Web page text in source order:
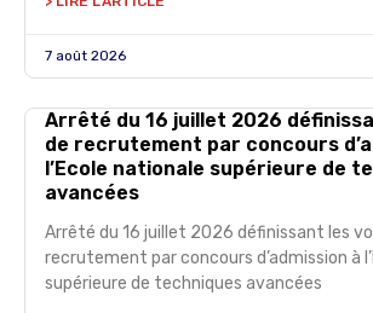
7 août 2026
Arrêté du 16 juillet 2026
de recrutement par concours
l’Ecole nationale supérieure de
avancées
Arrêté du 16 juillet 2026 définissant les
recrutement par concours d’admission à
supérieure de techniques avancées